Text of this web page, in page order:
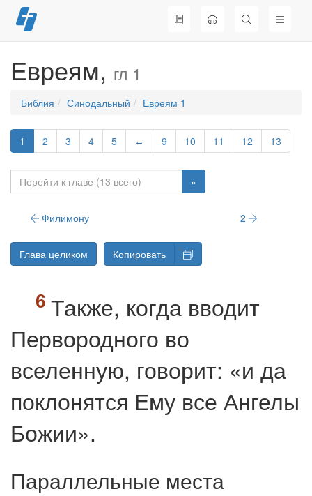
Перейти
к
Евреям, гл 1
Библия Синодальный Евреям 1
1 2 3 4 5 ↔ 9 10 11 12 13
»
Филимону 2
Глава целиком Копировать
Также, когда вводит
Первородного во
вселенную, говорит: «и да
поклонятся Ему все Ангелы
Божии».
Параллельные места